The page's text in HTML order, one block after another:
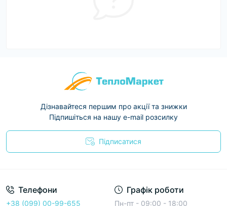
Дізнавайтеся першим про акції та знижки
Підпишіться на нашу e-mail розсилку
Підписатися
Телефони
+38 (099) 00-99-655
Графік роботи
Пн-пт - 09:00 - 18:00